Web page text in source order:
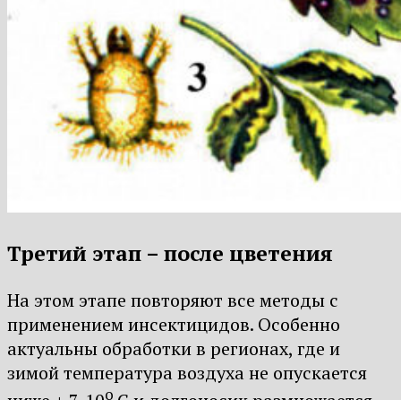
Третий этап – после цветения
На этом этапе повторяют все методы с
применением инсектицидов. Особенно
актуальны обработки в регионах, где и
зимой температура воздуха не опускается
о